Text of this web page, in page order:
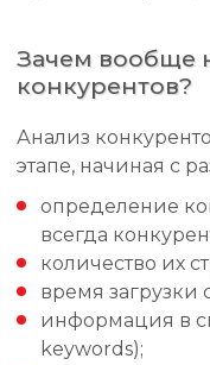
Зачем вообще
конкурентов?
Анализ
этапе, начиная с
определение
всегда
количество их
время загрузки
информация в
keywords);